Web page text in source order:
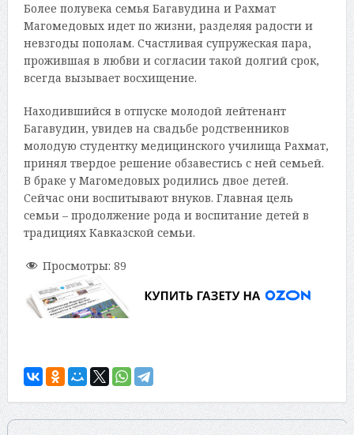
Более полувека семья Багавудина и Рахмат
Магомедовых идет по жизни, разделяя радости и
невзгоды пополам. Счастливая супружеская пара,
прожившая в любви и согласии такой долгий срок,
всегда вызывает восхищение.
Находившийся в отпуске молодой лейтенант
Багавудин, увидев на свадьбе родственников
молодую студентку медицинского училища Рахмат,
принял твердое решение обзавестись с ней семьей.
В браке у Магомедовых родились двое детей.
Сейчас они воспитывают внуков. Главная цель
семьи – продолжение рода и воспитание детей в
традициях Кавказской семьи.
Просмотры: 89